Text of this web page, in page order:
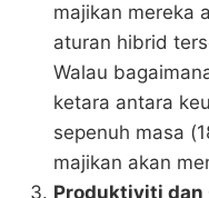
majikan mereka
aturan hibrid
Walau
ketara antara
sepenuh masa
majikan akan
Produktiviti dan